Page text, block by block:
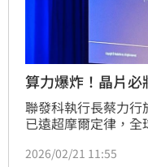
算力爆炸！晶片
聯發科執行長蔡力行
已遠超摩爾定律，
臨「電力牆」挑戰，
2026/02/21 11:55